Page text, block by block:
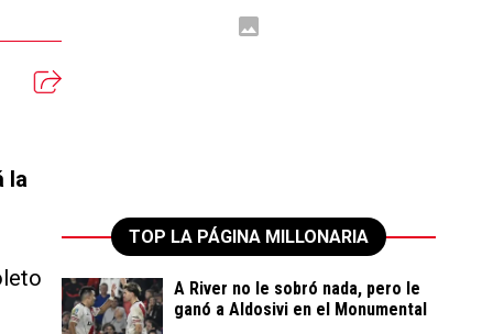
la
TOP LA PÁGINA MILLONARIA
A River no le sobró nada, pero le
ganó a Aldosivi en el Monumental